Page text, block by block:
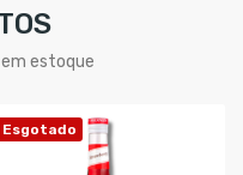
estoque
Esgotado